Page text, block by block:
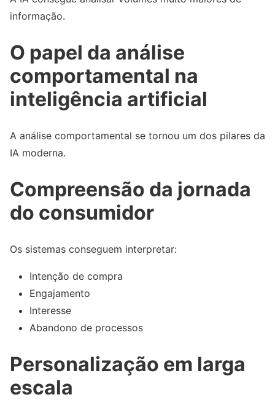
informação.
O papel da análise
comportamental na
inteligência artificial
A análise comportamental se tornou um dos pilares da
IA moderna.
Compreensão da jornada
do consumidor
Os sistemas conseguem interpretar:
Intenção de compra
Engajamento
Interesse
Abandono de processos
Personalização em larga
escala